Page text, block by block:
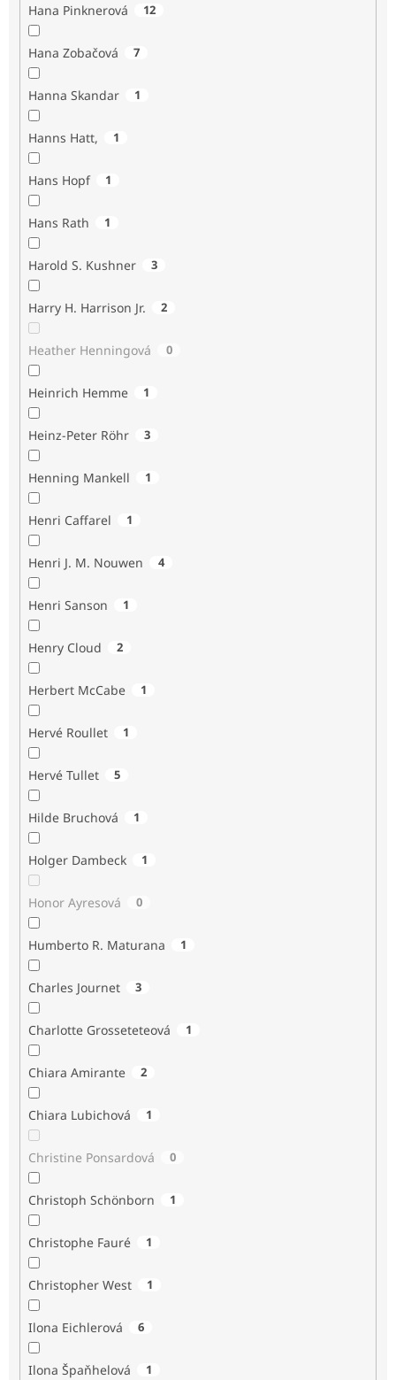
Hana Pinknerová 12
Hana Zobačová 7
Hanna Skandar 1
Hanns Hatt, 1
Hans Hopf 1
Hans Rath 1
Harold S. Kushner 3
Harry H. Harrison Jr. 2
Heather Henningová 0
Heinrich Hemme 1
Heinz-Peter Röhr 3
Henning Mankell 1
Henri Caffarel 1
Henri J. M. Nouwen 4
Henri Sanson 1
Henry Cloud 2
Herbert McCabe 1
Hervé Roullet 1
Hervé Tullet 5
Hilde Bruchová 1
Holger Dambeck 1
Honor Ayresová 0
Humberto R. Maturana 1
Charles Journet 3
Charlotte Grosseteteová 1
Chiara Amirante 2
Chiara Lubichová 1
Christine Ponsardová 0
Christoph Schönborn 1
Christophe Fauré 1
Christopher West 1
Ilona Eichlerová 6
Ilona Špaňhelová 1